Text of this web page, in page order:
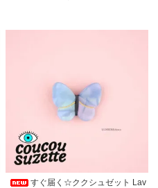
すぐ届く☆ククシュゼット Lav